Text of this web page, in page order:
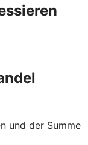
und der Summe